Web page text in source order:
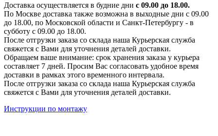
Доставка осуществляется в будние дни с 09.00 до 18.00.
По Москве доставка также возможна в выходные дни с 09.00
до 18.00, по Московской области и Санкт-Петербургу - в
субботу с 09.00 до 18.00.
После отгрузки заказа со склада наша Курьерская служба
свяжется с Вами для уточнения деталей доставки.
Обращаем ваше внимание: срок хранения заказа у курьера
составляет 7 дней. Просим Вас согласовать удобное время
доставки в рамках этого временного интервала.
После отгрузки заказа со склада наша Курьерская служба
свяжется с Вами для уточнения деталей доставки.
Инструкции по монтажу